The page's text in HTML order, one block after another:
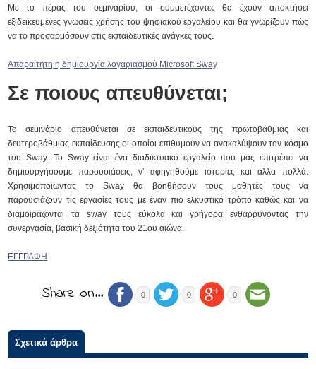
Με το πέρας του σεμιναρίου, οι συμμετέχοντες θα έχουν αποκτήσει
εξιδεικευμένες γνώσεις χρήσης του ψηφιακού εργαλείου και θα γνωρίζουν πώς
να το προσαρμόσουν στις εκπαιδευτικές ανάγκες τους.
Απαραίτητη η δημιουργία λογαριασμού Microsoft Sway
Σε ποιους απευθύνεται;
Το σεμινάριο απευθύνεται σε εκπαιδευτικούς της πρωτοβάθμιας και
δευτεροβάθμιας εκπαίδευσης οι οποίοι επιθυμούν να ανακαλύψουν τον κόσμο
του Sway. Το Sway είναι ένα διαδικτυακό εργαλείο που μας επιτρέπει να
δημιουργήσουμε παρουσιάσεις, ν’ αφηγηθούμε ιστορίες και άλλα πολλά.
Χρησιμοποιώντας το Sway θα βοηθήσουν τους μαθητές τους να
παρουσιάζουν τις εργασίες τους με έναν πιο ελκυστικό τρόπο καθώς και να
διαμοιράζονται τα sway τους εύκολα και γρήγορα ενθαρρύνοντας την
συνεργασία, βασική δεξιότητα του 21ου αιώνα.
ΕΓΓΡΑΦΗ
Share on… 0 0 0
Σχετικά άρθρα